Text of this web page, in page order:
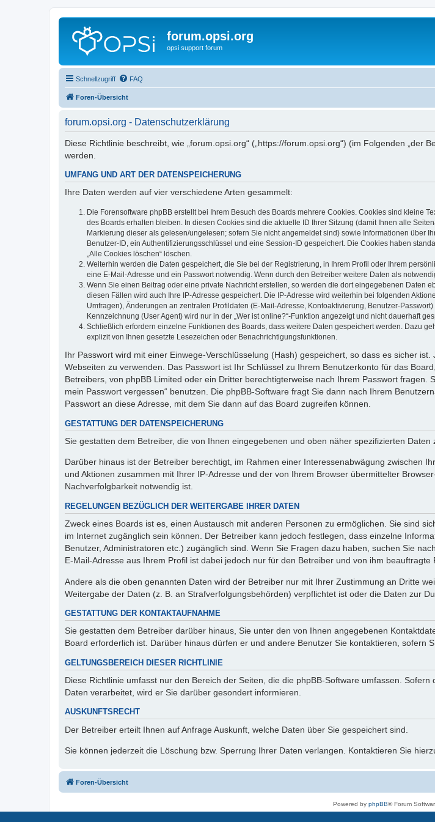
forum.opsi.org
opsi support forum
Schnellzugriff FAQ
Foren-Übersicht
forum.opsi.org - Datenschutzerklärung
Diese Richtlinie beschreibt, wie „forum.opsi.org“ („https://forum.opsi.org“) (im Folgenden
werden.
UMFANG UND ART DER DATENSPEICHERUNG
Ihre Daten werden auf vier verschiedene Arten gesammelt:
Die Forensoftware phpBB erstellt bei Ihrem Besuch des Boards mehrere Cookies. Cookies sind kleine
des Boards erhalten bleiben. In diesen Cookies sind die aktuelle ID Ihrer Sitzung (damit Ihnen alle
Markierung dieser als gelesen/ungelesen; sofern Sie nicht angemeldet sind) sowie Informationen über
Benutzer-ID, ein Authentifizierungsschlüssel und eine Session-ID gespeichert. Die Cookies haben
„Alle Cookies löschen“ löschen.
Weiterhin werden die Daten gespeichert, die Sie bei der Registrierung, in Ihrem Profil oder Ihrem
eine E-Mail-Adresse und ein Passwort notwendig. Wenn durch den Betreiber weitere Daten als
Wenn Sie einen Beitrag oder eine private Nachricht erstellen, so werden die dort eingegebenen Daten
diesen Fällen wird auch Ihre IP-Adresse gespeichert. Die IP-Adresse wird weiterhin bei folgenden
Umfragen), Änderungen an zentralen Profildaten (E-Mail-Adresse, Kontoaktivierung, Benutzer-
Kennzeichnung (User Agent) wird nur in der „Wer ist online?“-Funktion angezeigt und nicht dauerhaft
Schließlich erfordern einzelne Funktionen des Boards, dass weitere Daten gespeichert werden. Dazu
explizit von Ihnen gesetzte Lesezeichen oder Benachrichtigungsfunktionen.
Ihr Passwort wird mit einer Einwege-Verschlüsselung (Hash) gespeichert, so dass es sicher
Webseiten zu verwenden. Das Passwort ist Ihr Schlüssel zu Ihrem Benutzerkonto für das
Betreibers, von phpBB Limited oder ein Dritter berechtigterweise nach Ihrem Passwort
mein Passwort vergessen“ benutzen. Die phpBB-Software fragt Sie dann nach Ihrem
Passwort an diese Adresse, mit dem Sie dann auf das Board zugreifen können.
GESTATTUNG DER DATENSPEICHERUNG
Sie gestatten dem Betreiber, die von Ihnen eingegebenen und oben näher spezifizierten
Darüber hinaus ist der Betreiber berechtigt, im Rahmen einer Interessenabwägung zwischen
und Aktionen zusammen mit Ihrer IP-Adresse und der von Ihrem Browser übermittelter
Nachverfolgbarkeit notwendig ist.
REGELUNGEN BEZÜGLICH DER WEITERGABE IHRER DATEN
Zweck eines Boards ist es, einen Austausch mit anderen Personen zu ermöglichen. Sie sind
im Internet zugänglich sein können. Der Betreiber kann jedoch festlegen, dass einzelne
Benutzer, Administratoren etc.) zugänglich sind. Wenn Sie Fragen dazu haben, suchen Sie
E-Mail-Adresse aus Ihrem Profil ist dabei jedoch nur für den Betreiber und von ihm beauftragte
Andere als die oben genannten Daten wird der Betreiber nur mit Ihrer Zustimmung an Dritte
Weitergabe der Daten (z. B. an Strafverfolgungsbehörden) verpflichtet ist oder die Daten zur
GESTATTUNG DER KONTAKTAUFNAHME
Sie gestatten dem Betreiber darüber hinaus, Sie unter den von Ihnen angegebenen
Board erforderlich ist. Darüber hinaus dürfen er und andere Benutzer Sie kontaktieren, sofern
GELTUNGSBEREICH DIESER RICHTLINIE
Diese Richtlinie umfasst nur den Bereich der Seiten, die die phpBB-Software umfassen.
Daten verarbeitet, wird er Sie darüber gesondert informieren.
AUSKUNFTSRECHT
Der Betreiber erteilt Ihnen auf Anfrage Auskunft, welche Daten über Sie gespeichert sind.
Sie können jederzeit die Löschung bzw. Sperrung Ihrer Daten verlangen. Kontaktieren Sie
Foren-Übersicht
Powered by phpBB® Forum